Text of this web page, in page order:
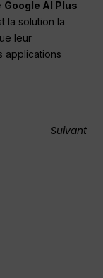
Google AI Plus
la solution la
leur
applications
Suivant